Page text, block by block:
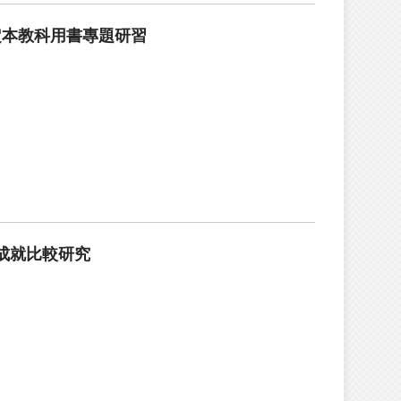
教科用書專題研習
就比較研究